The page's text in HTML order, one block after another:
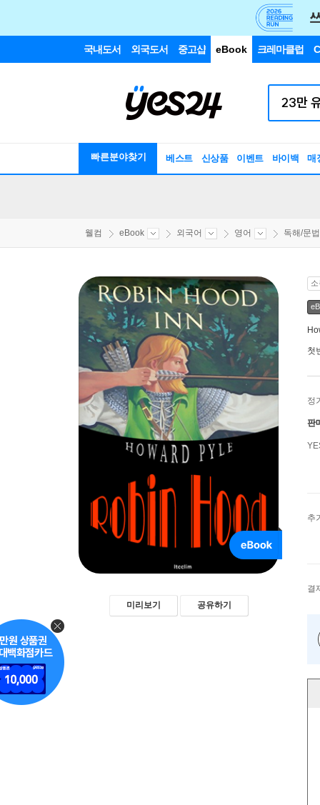
국내도서 외국도서 중고샵 eBook 크레마클럽
빠른분야찾기 베스트 신상품 이벤트 바이백 매
웰컴 eBook 외국어 영어 독해/문
미리보기 공유하기
첫
정
판
추
결